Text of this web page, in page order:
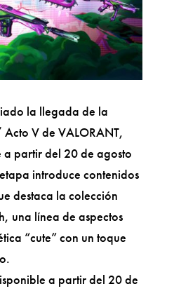
la llegada de la
V de VALORANT,
a partir del 20 de agosto
introduce contenidos
destaca la colección
una línea de aspectos
“cute” con un toque
a partir del 20 de